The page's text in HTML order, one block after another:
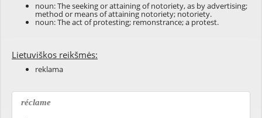
noun: The seeking or attaining of notoriety, as by advertising;
method or means of attaining notoriety; notoriety.
noun: The act of protesting; remonstrance; a protest.
Lietuviškos reikšmės:
reklama
réclame